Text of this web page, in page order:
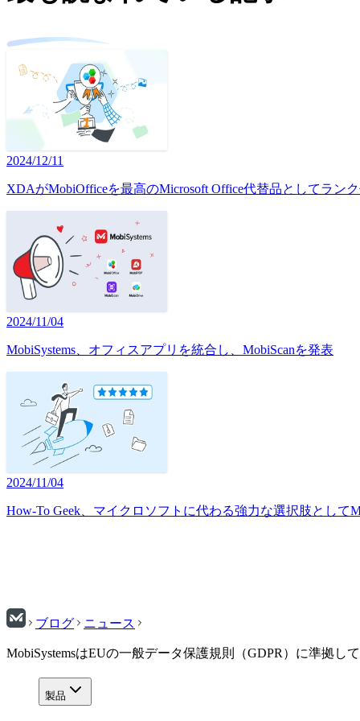
2024/12/11
XDAがMobiOfficeを最高のMicrosoft Office代替品としてラン
2024/11/04
MobiSystems、オフィスアプリを統合し、MobiScanを発表
2024/11/04
How-To Geek、マイクロソフトに代わる強力な選択肢として
ブログ ニュース
MobiSystemsはEUの一般データ保護規則（GDPR）に準拠し
製品